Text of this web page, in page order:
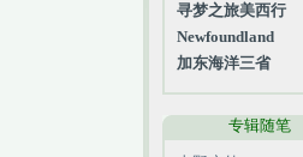
寻梦之旅美西行
Newfoundland
加东海洋三省
专辑随笔